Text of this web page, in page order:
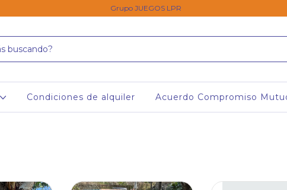
Grupo JUEGOS LPR
Condiciones de alquiler Acuerdo Compromiso